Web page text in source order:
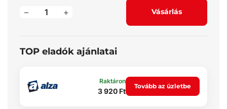
+
– Vásárlás
TOP eladók ajánlatai
Raktáron
3 920 Ft
Tovább az üzletbe